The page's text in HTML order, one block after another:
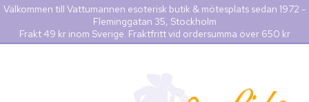
Välkommen till Vattumannen esoterisk butik & mötesplats sedan 1972 -
Fleminggatan 35, Stockholm
Frakt 49 kr inom Sverige. Fraktfritt vid ordersumma över 650 kr